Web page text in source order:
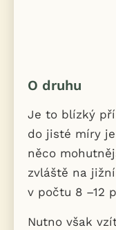
O druhu
Je to blízký
do jisté míry
něco
zvláště na
v počtu 8 –12
Nutno však